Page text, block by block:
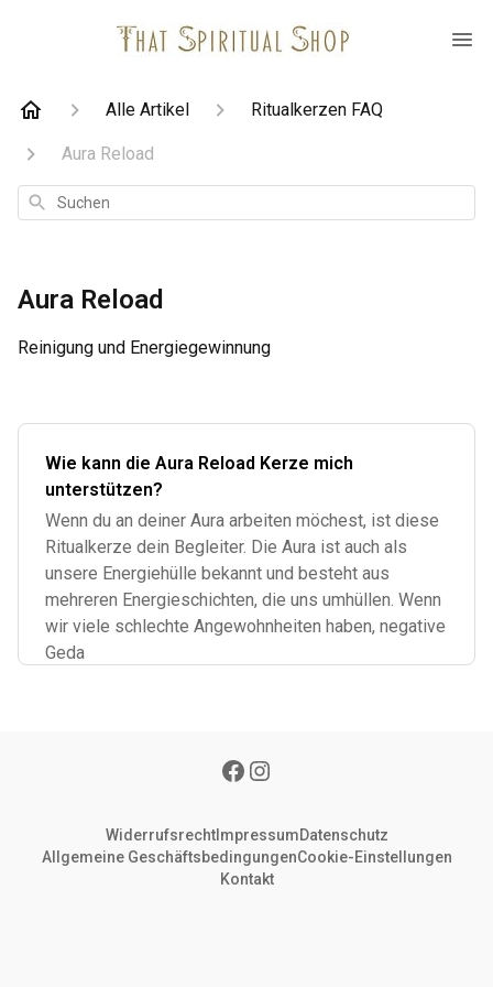
Alle Artikel Ritualkerzen FAQ
Aura Reload
Suchen
Aura Reload
Reinigung und Energiegewinnung
Wie kann die Aura Reload Kerze mich
unterstützen?
Wenn du an deiner Aura arbeiten möchest, ist diese
Ritualkerze dein Begleiter. Die Aura ist auch als
unsere Energiehülle bekannt und besteht aus
mehreren Energieschichten, die uns umhüllen. Wenn
wir viele schlechte Angewohnheiten haben, negative
Geda
WiderrufsrechtImpressumDatenschutz
Allgemeine GeschäftsbedingungenCookie-Einstellungen
Kontakt